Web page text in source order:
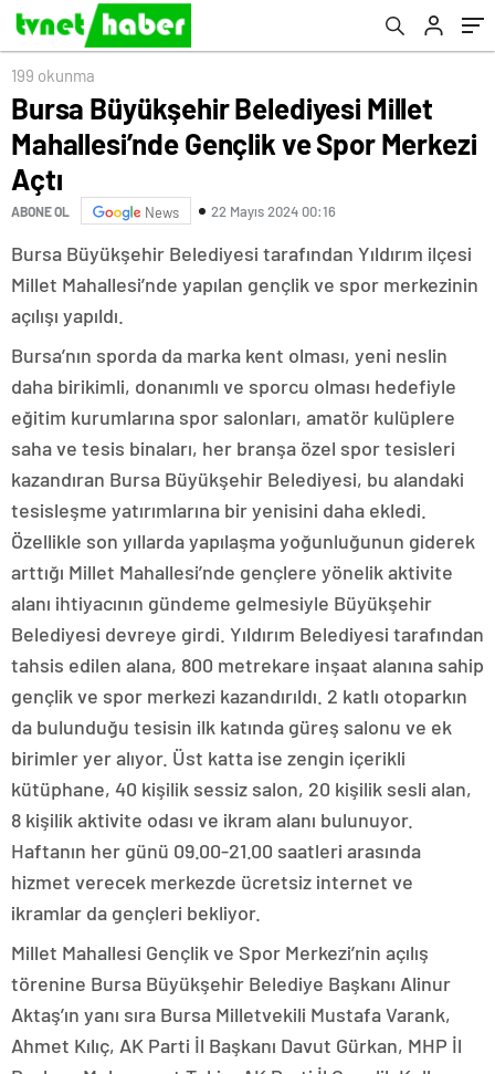
199 okunma
Bursa Büyükşehir Belediyesi Millet
Mahallesi’nde Gençlik ve Spor Merkezi
Açtı
ABONE OL News 22 Mayıs 2024 00:16
Bursa Büyükşehir Belediyesi tarafından Yıldırım ilçesi
Millet Mahallesi’nde yapılan gençlik ve spor merkezinin
açılışı yapıldı.
Bursa’nın sporda da marka kent olması, yeni neslin
daha birikimli, donanımlı ve sporcu olması hedefiyle
eğitim kurumlarına spor salonları, amatör kulüplere
saha ve tesis binaları, her branşa özel spor tesisleri
kazandıran Bursa Büyükşehir Belediyesi, bu alandaki
tesisleşme yatırımlarına bir yenisini daha ekledi.
Özellikle son yıllarda yapılaşma yoğunluğunun giderek
arttığı Millet Mahallesi’nde gençlere yönelik aktivite
alanı ihtiyacının gündeme gelmesiyle Büyükşehir
Belediyesi devreye girdi. Yıldırım Belediyesi tarafından
tahsis edilen alana, 800 metrekare inşaat alanına sahip
gençlik ve spor merkezi kazandırıldı. 2 katlı otoparkın
da bulunduğu tesisin ilk katında güreş salonu ve ek
birimler yer alıyor. Üst katta ise zengin içerikli
kütüphane, 40 kişilik sessiz salon, 20 kişilik sesli alan,
8 kişilik aktivite odası ve ikram alanı bulunuyor.
Haftanın her günü 09.00-21.00 saatleri arasında
hizmet verecek merkezde ücretsiz internet ve
ikramlar da gençleri bekliyor.
Millet Mahallesi Gençlik ve Spor Merkezi’nin açılış
törenine Bursa Büyükşehir Belediye Başkanı Alinur
Aktaş’ın yanı sıra Bursa Milletvekili Mustafa Varank,
Ahmet Kılıç, AK Parti İl Başkanı Davut Gürkan, MHP İl